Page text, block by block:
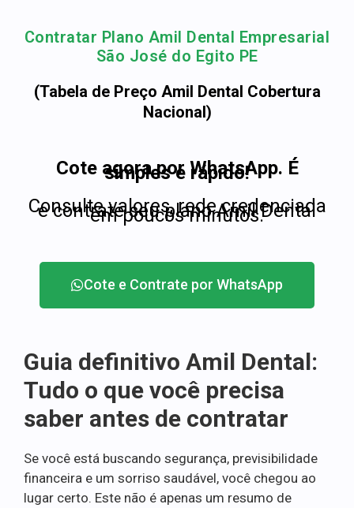
Contratar Plano Amil Dental Empresarial
São José do Egito PE
(Tabela de Preço Amil Dental Cobertura
Nacional)
Cote agora por WhatsApp. É
simples e rápido!
Consulte valores, rede credenciada
e contrate seu plano Amil Dental
em poucos minutos.
Cote e Contrate por WhatsApp
Guia definitivo Amil Dental:
Tudo o que você precisa
saber antes de contratar
Se você está buscando segurança, previsibilidade
financeira e um sorriso saudável, você chegou ao
lugar certo. Este não é apenas um resumo de